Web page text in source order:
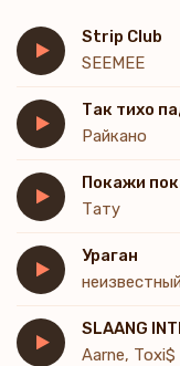
Strip Club
SEEMEE
Так тихо
Райкано
Тату
Ураган
неизвестный
SLAANG
Aarne, Toxi$